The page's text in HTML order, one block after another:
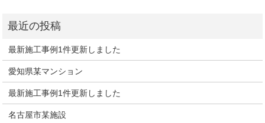
最新施工事例1件更新しました
愛知県某マンション
最新施工事例1件更新しました
名古屋市某施設